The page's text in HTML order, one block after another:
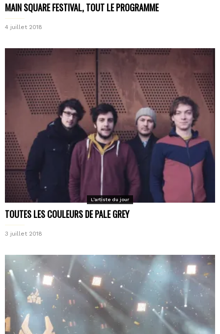
MAIN SQUARE FESTIVAL, TOUT LE PROGRAMME
4 juillet 2018
L'artiste du jour
TOUTES LES COULEURS DE PALE GREY
3 juillet 2018